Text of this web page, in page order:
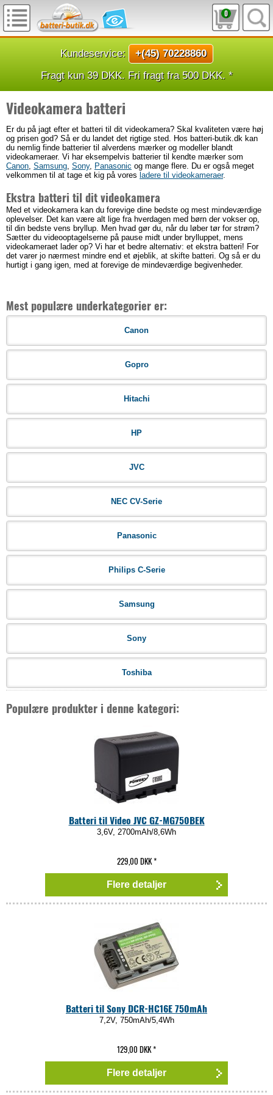
0
Kundeservice:
+(45) 70228860
Fragt kun 39 DKK. Fri fragt fra 500 DKK. *
Videokamera batteri
Er du på jagt efter et batteri til dit videokamera? Skal kvaliteten være høj
og prisen god? Så er du landet det rigtige sted. Hos batteri-butik.dk kan
du nemlig finde batterier til alverdens mærker og modeller blandt
videokameraer. Vi har eksempelvis batterier til kendte mærker som
Canon, Samsung, Sony, Panasonic og mange flere. Du er også meget
velkommen til at tage et kig på vores ladere til videokameraer.
Ekstra batteri til dit videokamera
Med et videokamera kan du forevige dine bedste og mest mindeværdige
oplevelser. Det kan være alt lige fra hverdagen med børn der vokser op,
til din bedste vens bryllup. Men hvad gør du, når du løber tør for strøm?
Sætter du videooptagelserne på pause midt under brylluppet, mens
videokameraet lader op? Vi har et bedre alternativ: et ekstra batteri! For
det varer jo nærmest mindre end et øjeblik, at skifte batteri. Og så er du
hurtigt i gang igen, med at forevige de mindeværdige begivenheder.
Mest populære underkategorier er:
Canon
Gopro
Hitachi
HP
JVC
NEC CV-Serie
Panasonic
Philips C-Serie
Samsung
Sony
Toshiba
Populære produkter i denne kategori:
Batteri til Video JVC GZ-MG750BEK
3,6V, 2700mAh/8,6Wh
229,00 DKK*
Flere detaljer
Batteri til Sony DCR-HC16E 750mAh
7,2V, 750mAh/5,4Wh
129,00 DKK*
Flere detaljer